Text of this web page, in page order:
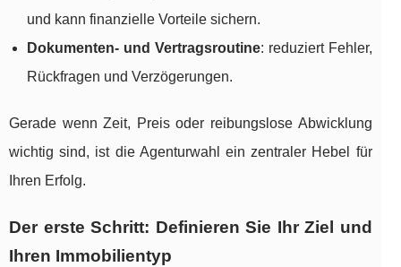
und kann finanzielle Vorteile sichern.
Dokumenten- und Vertragsroutine: reduziert Fehler,
Rückfragen und Verzögerungen.
Gerade wenn Zeit, Preis oder reibungslose Abwicklung
wichtig sind, ist die Agenturwahl ein zentraler Hebel für
Ihren Erfolg.
Der erste Schritt: Definieren Sie Ihr Ziel und
Ihren Immobilientyp